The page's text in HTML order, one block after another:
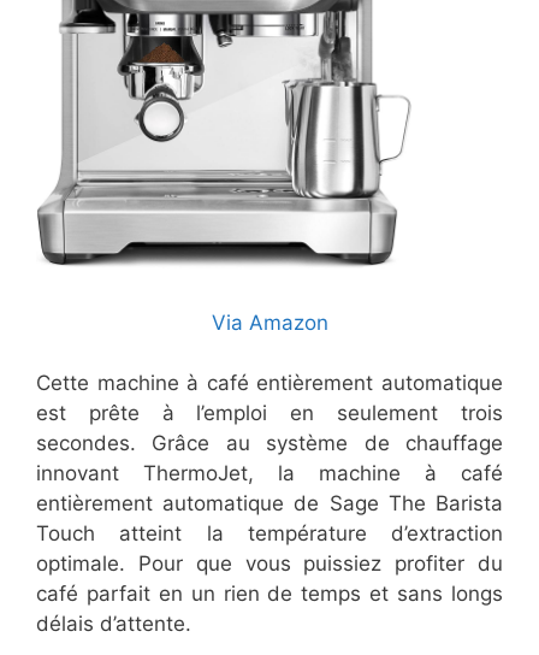
Via Amazon
Cette machine à café entièrement automatique
est prête à l’emploi en seulement trois
secondes. Grâce au système de chauffage
innovant ThermoJet, la machine à café
entièrement automatique de Sage The Barista
Touch atteint la température d’extraction
optimale. Pour que vous puissiez profiter du
café parfait en un rien de temps et sans longs
délais d’attente.